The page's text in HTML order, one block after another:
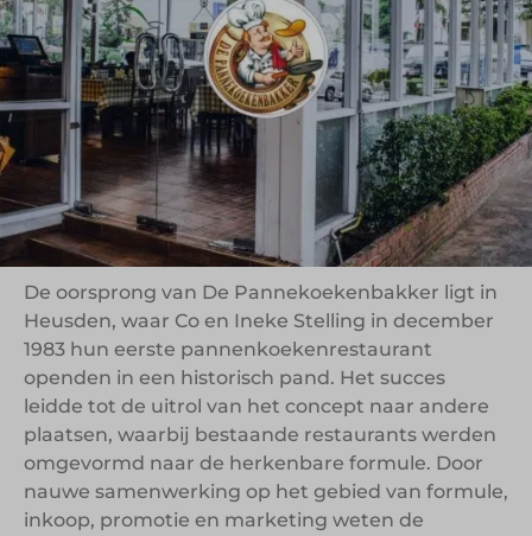
voornamelijk de zuidelijke helft van het land biedt
de formule gasten een combinatie van
ambachtelijke pannenkoeken, persoonlijke
service en een toegankelijke sfeer.
Van historisch pand tot
landelijke franchise
De oorsprong van De Pannekoekenbakker ligt in
Heusden, waar Co en Ineke Stelling in december
1983 hun eerste pannenkoekenrestaurant
openden in een historisch pand. Het succes
leidde tot de uitrol van het concept naar andere
plaatsen, waarbij bestaande restaurants werden
omgevormd naar de herkenbare formule. Door
nauwe samenwerking op het gebied van formule,
inkoop, promotie en marketing weten de